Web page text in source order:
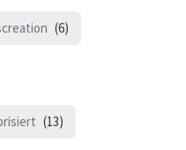
(6)
(13)